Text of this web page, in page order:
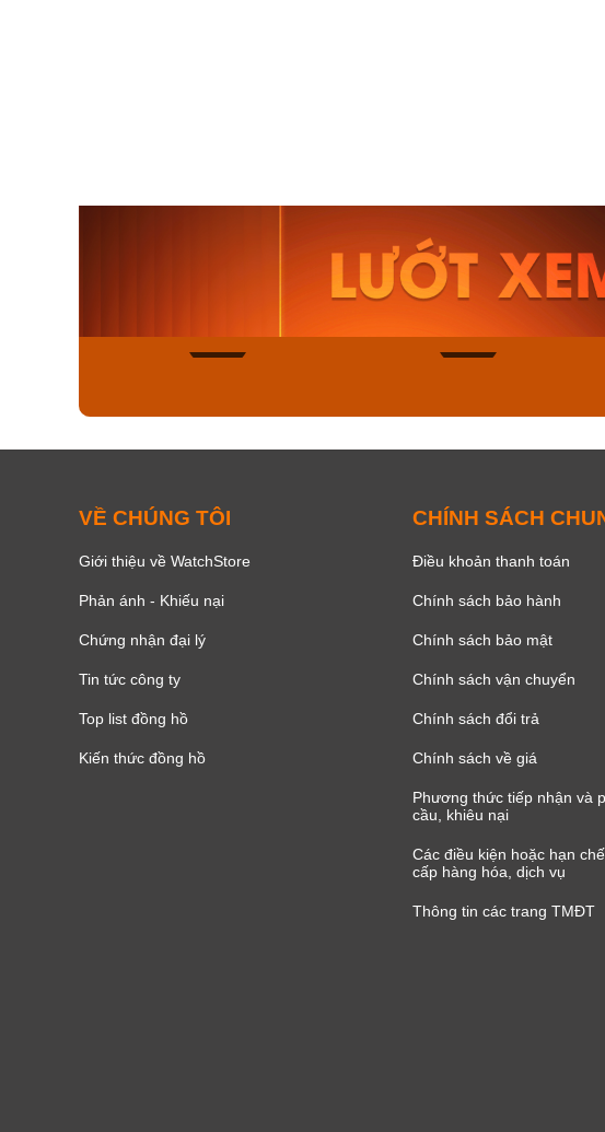
Casio Nam MTS-
115D-1AVDF
2.823.000₫
2.399.550₫
Mua ngay
VỀ CHÚNG TÔI
Giới thiệu về WatchStore
Phản ánh - Khiếu nại
Chứng nhận đại lý
Tin tức công ty
Top list đồng hồ
Kiến thức đồng hồ
CHÍNH SÁCH
Điều khoản thanh toán
Chính sách bảo hành
Chính sách bảo mật
Chính sách vận chuyển
Chính sách đổi trả
Chính sách về giá
Phương thức tiếp nhận và
cầu, khiêu nại
Các điều kiện hoặc hạn
cấp hàng hóa, dịch vụ
Thông tin các trang TMĐT